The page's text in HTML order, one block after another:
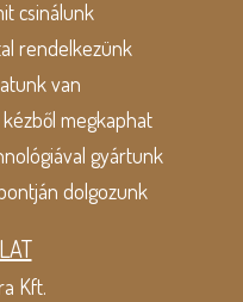
csinálunk
rendelkezünk
van
megkaphat
gyártunk
dolgozunk
Kft.